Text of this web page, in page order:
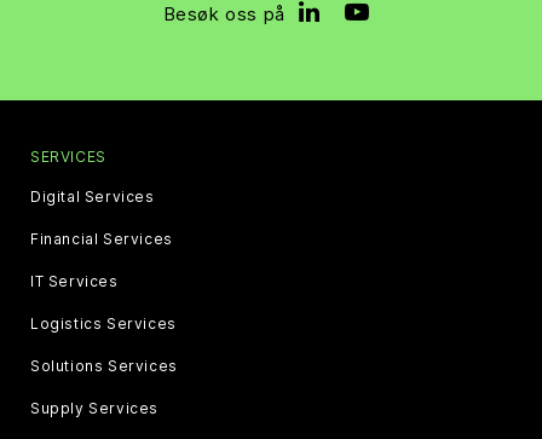
Besøk oss på
SERVICES
Digital Services
Financial Services
IT Services
Logistics Services
Solutions Services
Supply Services